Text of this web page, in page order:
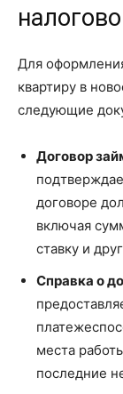
Для
квартиру в
следующие
Договор
договоре
включая
ставку и
Справка о
места
последние